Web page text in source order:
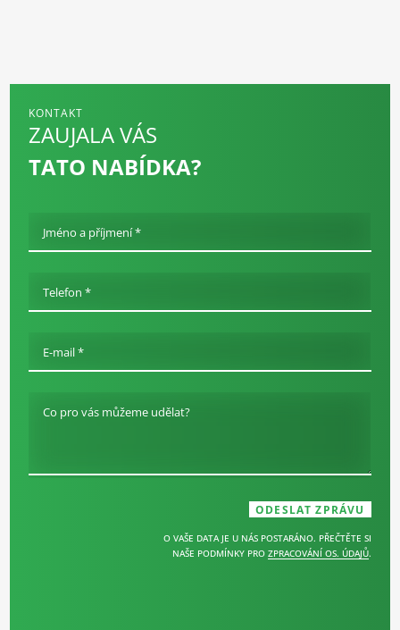
KONTAKT
ZAUJALA VÁS
TATO NABÍDKA?
Jméno a příjmení *
Telefon *
E-mail *
Co pro vás můžeme udělat?
O VAŠE DATA JE U NÁS POSTARÁNO. PŘEČTĚTE SI
NAŠE PODMÍNKY PRO ZPRACOVÁNÍ OS. ÚDAJŮ.